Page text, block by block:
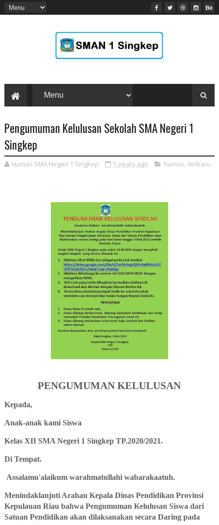
Pengumuman Kelulusan Sekolah SMA Negeri 1
Singkep
Humas SMA Negeri 1 Singkep 5 years ago humas terbaru
PENGUMUMAN KELULUSAN
Kepada,
Anak-anak kami Siswa
Kelas XII SMA Negeri 1 Singkep TP.2020/2021.
Di Tempat.
Assalamu'alaikum warahmatullahi wabarakaatuh.
Menindaklanjuti Arahan Kepala Dinas Pendidikan Provinsi
Kepulauan Riau bahwa Pengumuman Kelulusan Siswa dari
Satuan Pendidikan akan dilaksanakan secara Daring pada